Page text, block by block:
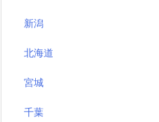
新潟
北海道
宮城
千葉